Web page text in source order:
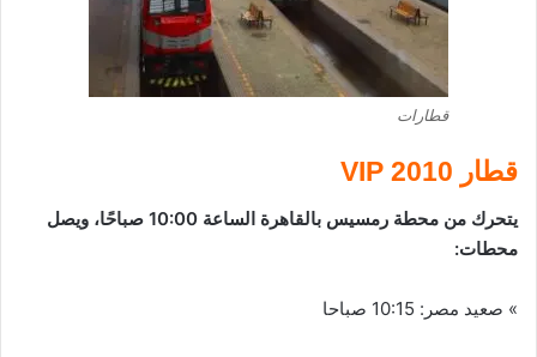
قطارات
قطار 2010 VIP
يتحرك من محطة رمسيس بالقاهرة الساعة 10:00 صباحًا، ويصل
محطات:
» صعيد مصر: 10:15 صباحا